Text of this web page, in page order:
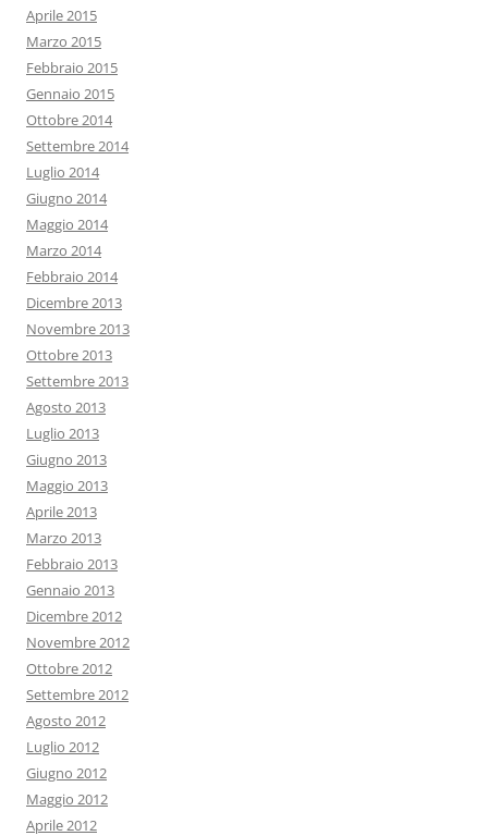
Aprile 2015
Marzo 2015
Febbraio 2015
Gennaio 2015
Ottobre 2014
Settembre 2014
Luglio 2014
Giugno 2014
Maggio 2014
Marzo 2014
Febbraio 2014
Dicembre 2013
Novembre 2013
Ottobre 2013
Settembre 2013
Agosto 2013
Luglio 2013
Giugno 2013
Maggio 2013
Aprile 2013
Marzo 2013
Febbraio 2013
Gennaio 2013
Dicembre 2012
Novembre 2012
Ottobre 2012
Settembre 2012
Agosto 2012
Luglio 2012
Giugno 2012
Maggio 2012
Aprile 2012